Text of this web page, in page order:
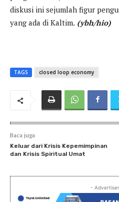
diskusi ini sejumlah figur
yang ada di Kaltim. (ybh/hio)
TAGS closed loop economy
Baca juga
Keluar dari Krisis Kepemimpinan
dan Krisis Spiritual Umat
-